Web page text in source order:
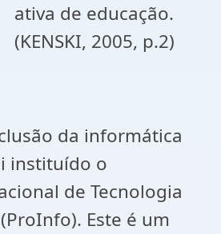
ativa de educação.
(KENSKI, 2005, p.2)
da informática
instituído o
de Tecnologia
Este é um